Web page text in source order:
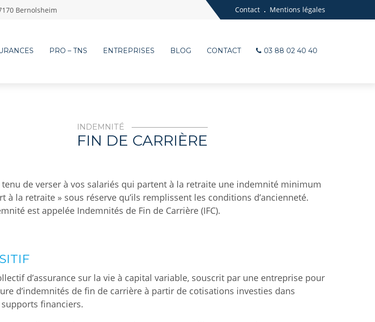
Bernolsheim Contact Mentions légales
PRO – TNS ENTREPRISES BLOG CONTACT 03 88 02 40 40
INDEMNITÉ
FIN DE CARRIÈRE
tenu de verser à vos salariés qui partent à la retraite une indemnité minimum
à la retraite » sous réserve qu’ils remplissent les conditions d’ancienneté.
est appelée Indemnités de Fin de Carrière (IFC).
d’assurance sur la vie à capital variable, souscrit par une entreprise pour
d’indemnités de fin de carrière à partir de cotisations investies dans
financiers.